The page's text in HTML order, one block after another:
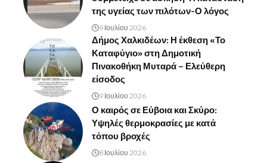
της υγείας των πιλότων-Ο λόγος
9 Ιουλίου 2026
Δήμος Χαλκιδέων: Η έκθεση «Το
Καταφύγιο» στη Δημοτική
Πινακοθήκη Μυταρά – Ελεύθερη
είσοδος
9 Ιουλίου 2026
Ο καιρός σε Εύβοια και Σκύρο:
Υψηλές θερμοκρασίες με κατά
τόπου βροχές
8 Ιουλίου 2026